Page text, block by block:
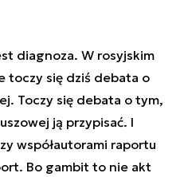
diagnoza. W rosyjskim
toczy się dziś debata o
Toczy się debata o tym,
ją przypisać. I
współautorami raportu
Bo gambit to nie akt